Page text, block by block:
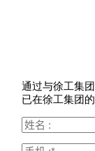
通过与徐工集
已在徐工集团